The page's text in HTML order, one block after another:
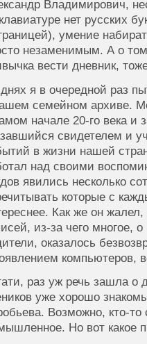
Владимирович,
нет русских
умение
незаменимым. А о
вести дневник,
я в очередной раз
семейном архиве.
начале 20-го века и
свидетелем и
в жизни нашей
над своими
явились несколько
которые с
Как же он
из-за чего многое,
оказалось
компьютеров,
раз уж речь зашла
уже хорошо
Возможно, кто-то
Но вот какое